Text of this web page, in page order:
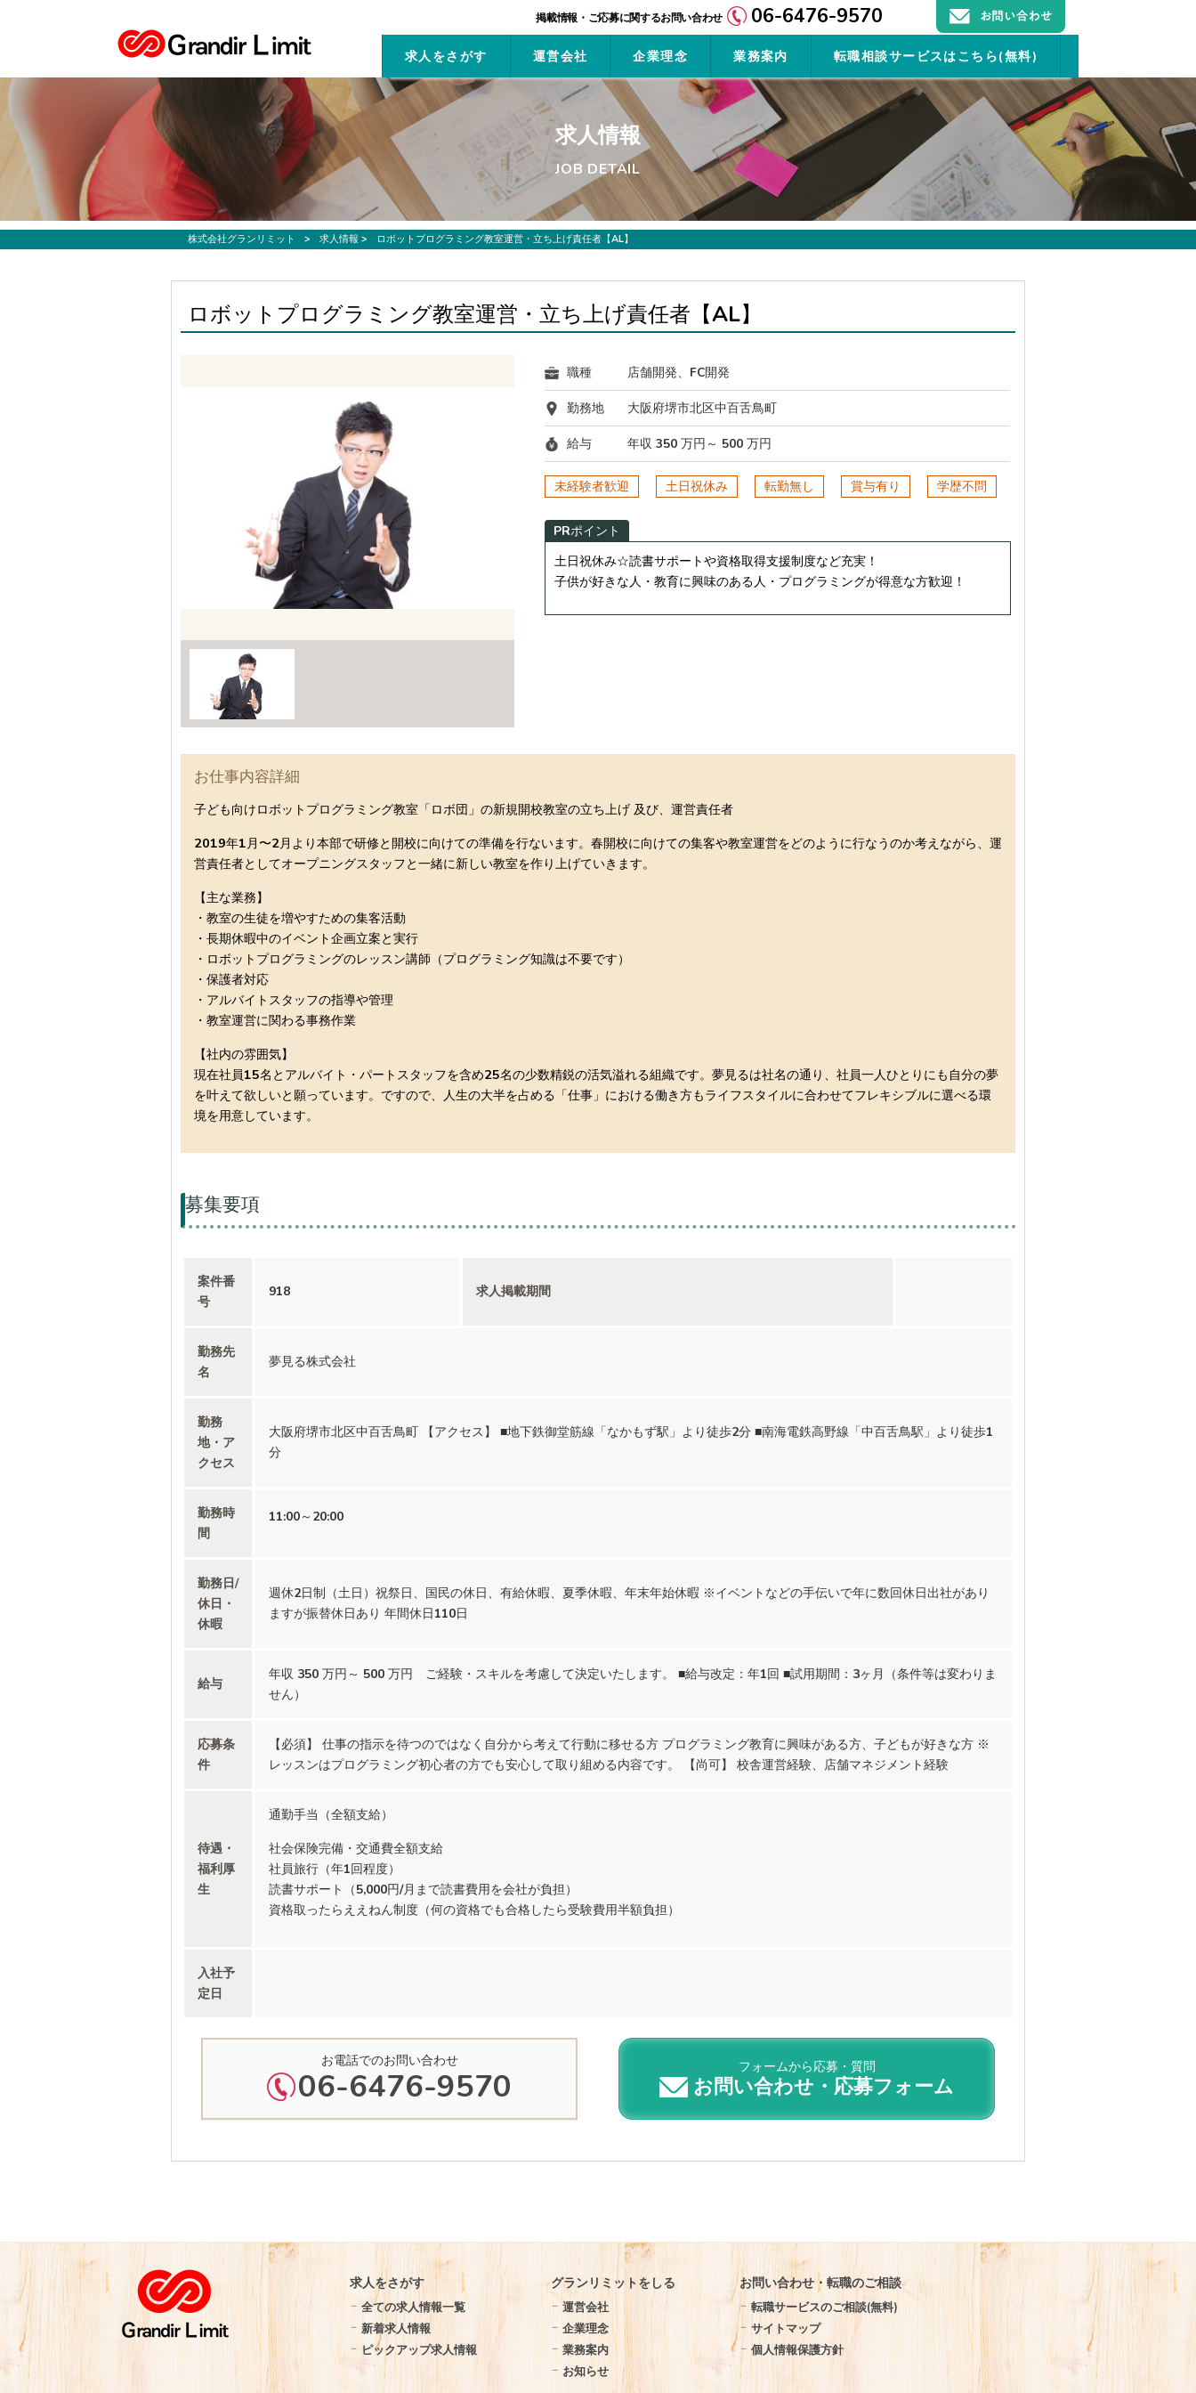
06-6476-9570
求人をさがす 運営会社 企業理念 業務案内 転職相談サービスはこちら(無料)
求人情報
JOB DETAIL
株式会社グランリミット > 求人情報 > ロボットプログラミング教室運営・立ち上げ責任者【AL】
ロボットプログラミング教室運営・立ち上げ責任者【AL】
職種 店舗開発、FC開発
勤務地 大阪府堺市北区中百舌鳥町
給与 年収 350 万円～ 500 万円
未経験者歓迎 土日祝休み 転勤無し 賞与有り 学歴不問
PRポイント
土日祝休み☆読書サポートや資格取得支援制度など充実！
子供が好きな人・教育に興味のある人・プログラミングが得意な方歓迎！
お仕事内容詳細
子ども向けロボットプログラミング教室「ロボ団」の新規開校教室の立ち上げ 及び、運営責任者
2019年1月〜2月より本部で研修と開校に向けての準備を行ないます。春開校に向けての集客や教室運営をどのように行なうのか考えながら、運
営責任者としてオープニングスタッフと一緒に新しい教室を作り上げていきます。
【主な業務】
・教室の生徒を増やすための集客活動
・長期休暇中のイベント企画立案と実行
・ロボットプログラミングのレッスン講師（プログラミング知識は不要です）
・保護者対応
・アルバイトスタッフの指導や管理
・教室運営に関わる事務作業
【社内の雰囲気】
現在社員15名とアルバイト・パートスタッフを含め25名の少数精鋭の活気溢れる組織です。夢見るは社名の通り、社員一人ひとりにも自分の夢
を叶えて欲しいと願っています。ですので、人生の大半を占める「仕事」における働き方もライフスタイルに合わせてフレキシブルに選べる環
境を用意しています。
募集要項
案件番
号
918 求人掲載期間
勤務先
名
夢見る株式会社
勤務
地・ア
クセス
大阪府堺市北区中百舌鳥町 【アクセス】 ■地下鉄御堂筋線「なかもず駅」より徒歩2分 ■南海電鉄高野線「中百舌鳥駅」より徒歩1
分
勤務時
間
11:00～20:00
勤務日/
休日・
休暇
週休2日制（土日）祝祭日、国民の休日、有給休暇、夏季休暇、年末年始休暇 ※イベントなどの手伝いで年に数回休日出社があり
ますが振替休日あり 年間休日110日
給与
年収 350 万円～ 500 万円 ご経験・スキルを考慮して決定いたします。 ■給与改定：年1回 ■試用期間：3ヶ月（条件等は変わりま
せん）
応募条
件
【必須】 仕事の指示を待つのではなく自分から考えて行動に移せる方 プログラミング教育に興味がある方、子どもが好きな方 ※
レッスンはプログラミング初心者の方でも安心して取り組める内容です。 【尚可】 校舎運営経験、店舗マネジメント経験
待遇・
福利厚
生
通勤手当（全額支給）
社会保険完備・交通費全額支給
社員旅行（年1回程度）
読書サポート（5,000円/月まで読書費用を会社が負担）
資格取ったらええねん制度（何の資格でも合格したら受験費用半額負担）
入社予
定日
お電話でのお問い合わせ
06-6476-9570 フォームから応募・質問
お問い合わせ・応募フォーム
求人をさがす
全ての求人情報一覧
新着求人情報
ピックアップ求人情報
グランリミットをしる
運営会社
企業理念
業務案内
お知らせ
お問い合わせ・転職のご相談
転職サービスのご相談(無料)
サイトマップ
個人情報保護方針